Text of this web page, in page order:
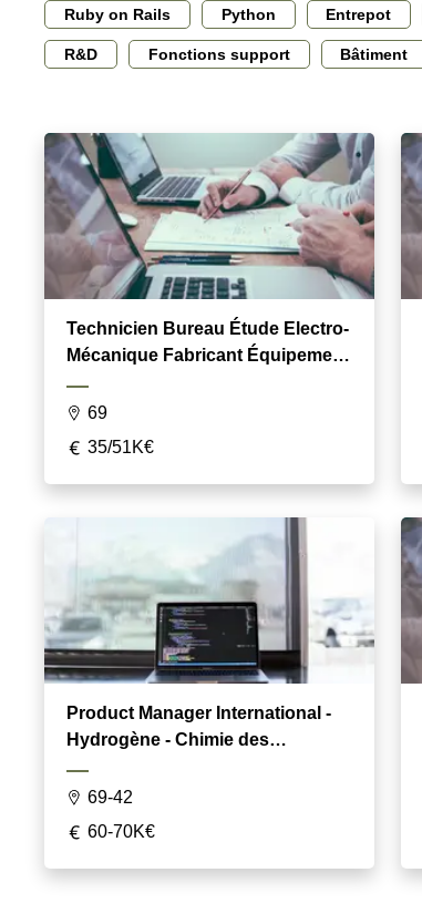
Ruby on Rails Python Entrepot
R&D Fonctions support Bâtiment
Technicien Bureau Étude Electro-
Mécanique Fabricant Équipement
Fluide
69
35/51K€
Product Manager International -
Hydrogène - Chimie des
Matériaux ( Commerce Marketing
Management )
69-42
60-70K€